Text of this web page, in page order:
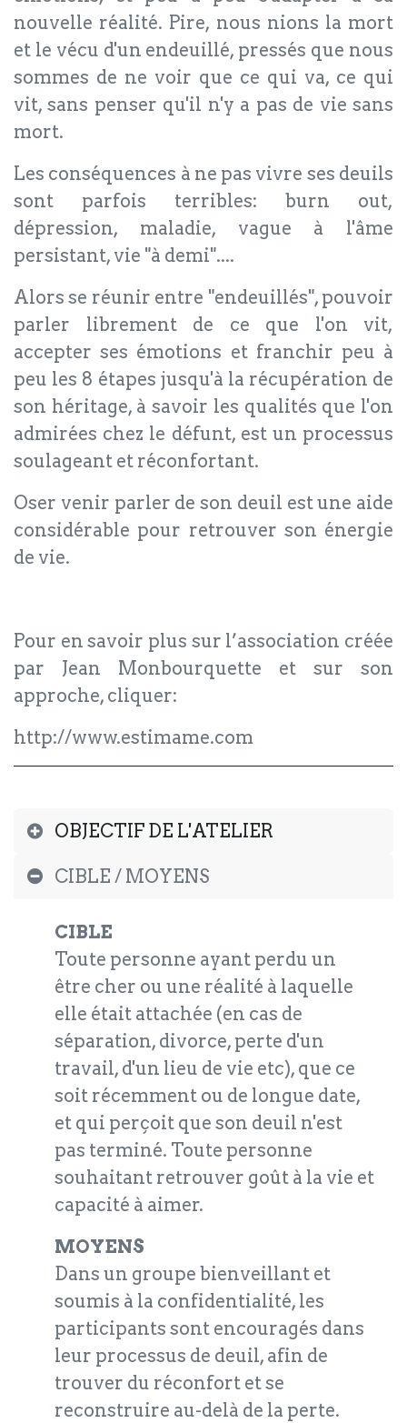
nouvelle réalité. Pire, nous nions la mort
et le vécu d'un endeuillé, pressés que nous
sommes de ne voir que ce qui va, ce qui
vit, sans penser qu'il n'y a pas de vie sans
mort.
Les conséquences à ne pas vivre ses deuils
sont parfois terribles: burn out,
dépression, maladie, vague à l'âme
persistant, vie "à demi"....
Alors se réunir entre "endeuillés", pouvoir
parler librement de ce que l'on vit,
accepter ses émotions et franchir peu à
peu les 8 étapes jusqu'à la récupération de
son héritage, à savoir les qualités que l'on
admirées chez le défunt, est un processus
soulageant et réconfortant.
Oser venir parler de son deuil est une aide
considérable pour retrouver son énergie
de vie.
Pour en savoir plus sur l’association créée
par Jean Monbourquette et sur son
approche, cliquer:
http://www.estimame.com
OBJECTIF DE L'ATELIER
CIBLE / MOYENS
CIBLE
Toute personne ayant perdu un
être cher ou une réalité à laquelle
elle était attachée (en cas de
séparation, divorce, perte d'un
travail, d'un lieu de vie etc), que ce
soit récemment ou de longue date,
et qui perçoit que son deuil n'est
pas terminé. Toute personne
souhaitant retrouver goût à la vie et
capacité à aimer.
MOYENS
Dans un groupe bienveillant et
soumis à la confidentialité, les
participants sont encouragés dans
leur processus de deuil, afin de
trouver du réconfort et se
reconstruire au-delà de la perte.